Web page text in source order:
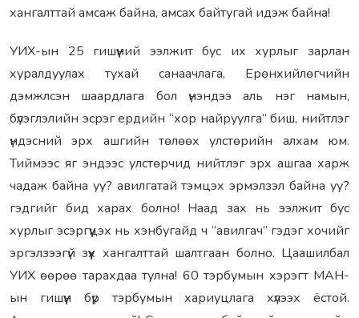
хангалттай амсаж байна, амсах байтугай идэж байна!
УИХ-ын 25 гишүүний ээлжит бус их хурлыг зарлан
хуралдуулах тухай санаачлага, Ерөнхийлөгчийн
дэмжлсэн шаардлага бол үнэндээ аль нэг намын,
бүлэглэлийн эсрэг ердийн “хор найруулга” биш, нийтлэг
үндэсний эрх ашгийн төлөөх улстөрийн алхам юм.
Тиймээс яг эндээс улстөрчид нийтлэг эрх ашгаа харж
чадаж байна уу? авилгатай тэмцэх эрмэлзэл байна уу?
гэдгийг бид харах болно! Наад зах нь ээлжит бус
хурлыг эсэргүүцэх нь хэнбугайд ч “авилгач” гэдэг хочийг
эргэлзээгүй зүүх хангалттай шалтгаан болно. Цаашилбал
УИХ өөрөө тарахдаа тулна! 60 тэрбумын хэрэгт МАН-
ын гишүүн бүр тэрбумын хариуцлага хүлээх ёстой.